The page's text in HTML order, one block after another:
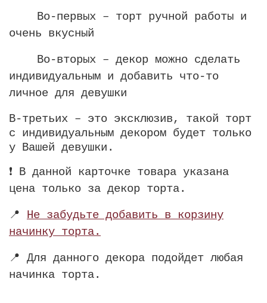
Во-первых – торт ручной работы и
очень вкусный
Во-вторых – декор можно сделать
индивидуальным и добавить что-то
личное для девушки
В-третьих – это эксклюзив, такой торт
с индивидуальным декором будет только
у Вашей девушки.
❗️ В данной карточке товара указана
цена только за декор торта.
📍 Не забудьте добавить в корзину
начинку торта.
📍 Для данного декора подойдет любая
начинка торта.